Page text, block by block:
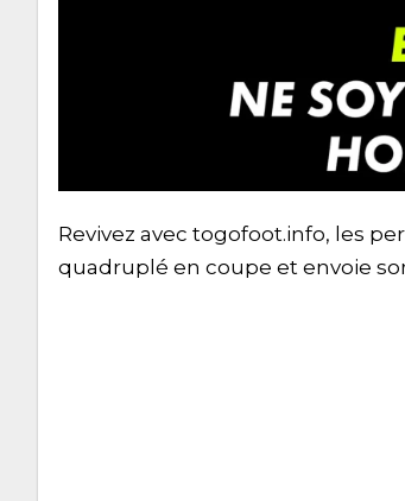
Revivez avec togofoot.info, les
quadruplé en coupe et envoie